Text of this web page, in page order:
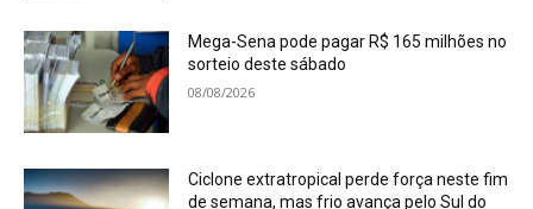
Mega-Sena pode pagar R$ 165 milhões no
sorteio deste sábado
08/08/2026
Ciclone extratropical perde força neste fim
de semana, mas frio avança pelo Sul do